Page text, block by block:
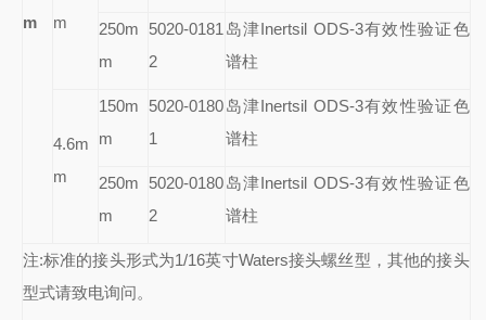
m
m
250m
m
5020-0181
2
岛津Inertsil ODS-3有效性验证色
谱柱
4.6m
m
150m
m
5020-0180
1
岛津Inertsil ODS-3有效性验证色
谱柱
250m
m
5020-0180
2
岛津Inertsil ODS-3有效性验证色
谱柱
注:标准的接头形式为1/16英寸Waters接头螺丝型，其他的接头
型式请致电询问。